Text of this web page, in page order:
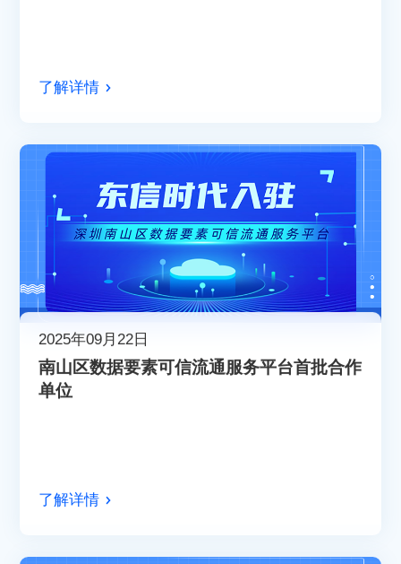
了解详情
2025年09月22日
南山区数据要素可信流通服务平台首批合作
单位
了解详情